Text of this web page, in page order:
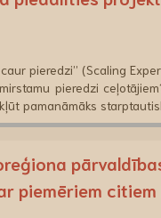
pieredzi” (Scaling
pieredzi
pamanāmāks
piemēriem